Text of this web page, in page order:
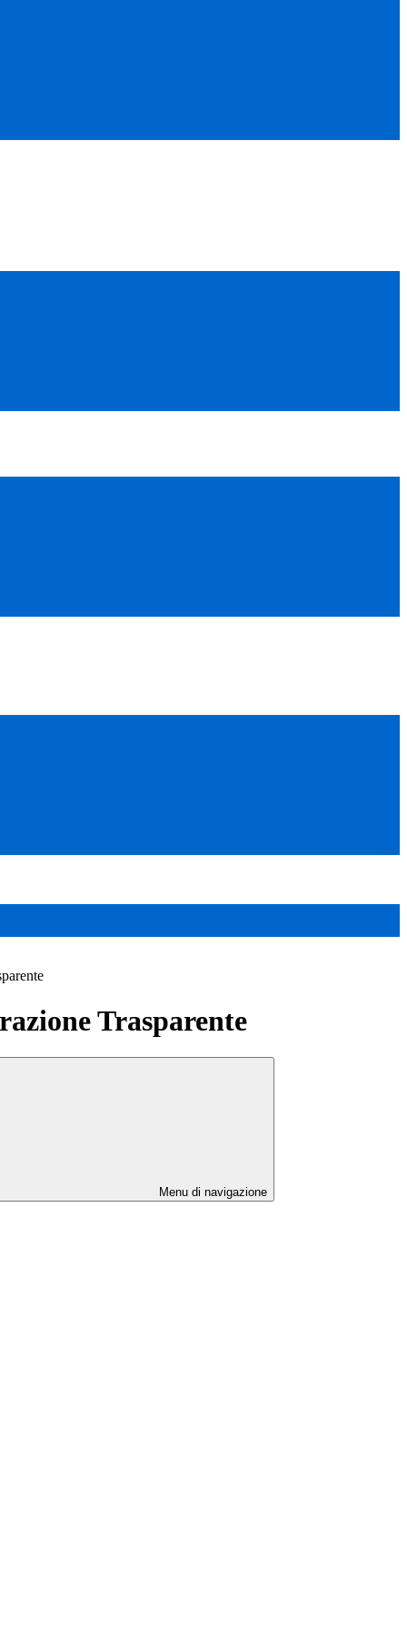
Trasparente
Menu di navigazione